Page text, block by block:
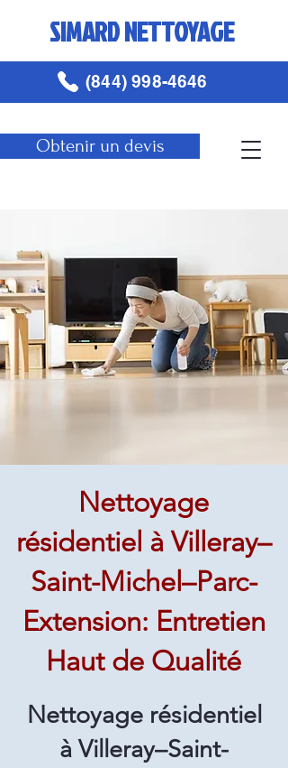
SIMARD NETTOYAGE
Obtenir un devis
(844) 998-4646
Nettoyage
résidentiel à Villeray–
Saint-Michel–Parc-
Extension: Entretien
Haut de Qualité
Nettoyage résidentiel
à Villeray–Saint-